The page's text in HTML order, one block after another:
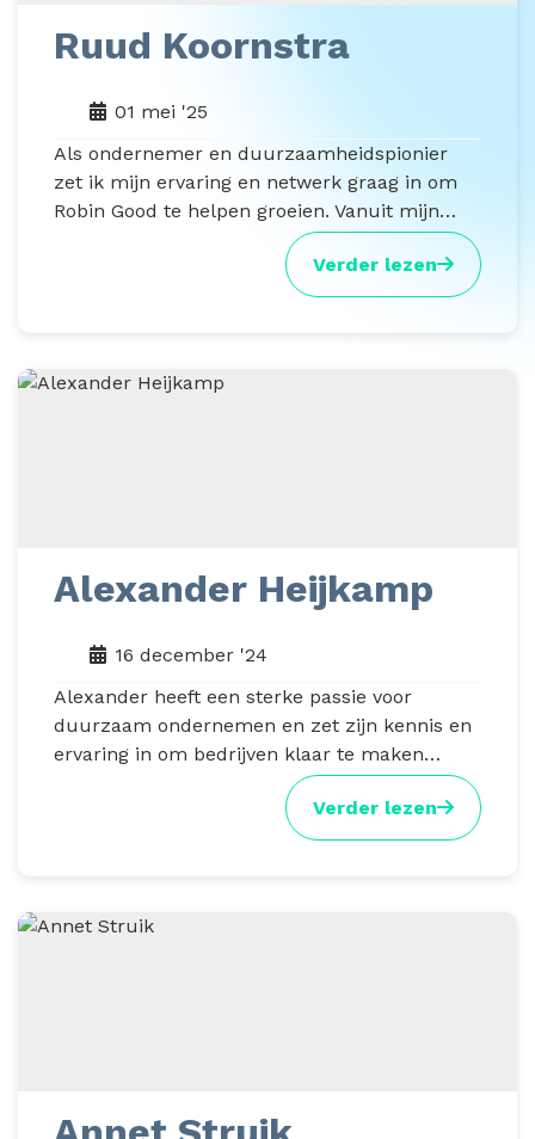
Ruud Koornstra
01 mei '25
Als ondernemer en duurzaamheidspionier
zet ik mijn ervaring en netwerk graag in om
Robin Good te helpen groeien. Vanuit mijn…
Verder lezen
Alexander Heijkamp
16 december '24
Alexander heeft een sterke passie voor
duurzaam ondernemen en zet zijn kennis en
ervaring in om bedrijven klaar te maken…
Verder lezen